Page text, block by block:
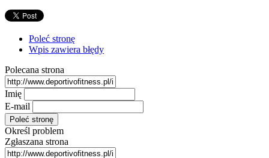
Poleć stronę
Wpis zawiera błędy
Polecana strona
Imię
E-mail
Określ problem
Zgłaszana strona